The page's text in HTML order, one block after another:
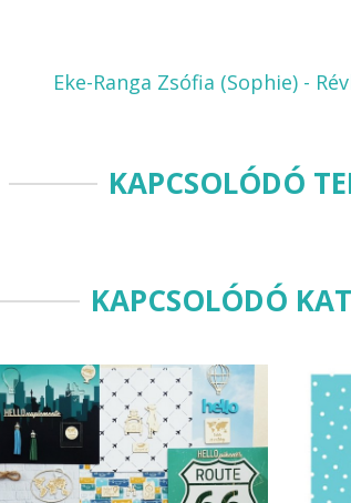
Eke-Ranga Zsófia (Sophie)-
KAPCSOLÓDÓ
KAPCSOLÓDÓ